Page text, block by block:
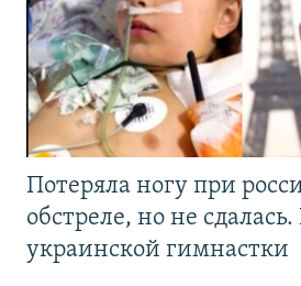
Потеряла ногу при
обстреле, но не
украинской гимнастки